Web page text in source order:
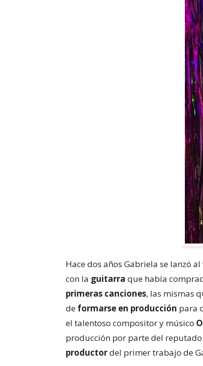
Hace dos años Gabriela se lanzó
con la guitarra que había
primeras canciones, las mismas
de formarse en producción para
el talentoso compositor y músico
producción por parte del
productordel primer trabajo de